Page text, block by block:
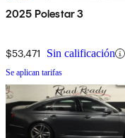
2025 Polestar 3
$53,471 Sin calificación
Se aplican tarifas